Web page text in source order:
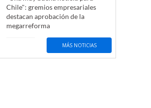
Chile": gremios empresariales
destacan aprobación de la
megarreforma
MÁS NOTICIAS